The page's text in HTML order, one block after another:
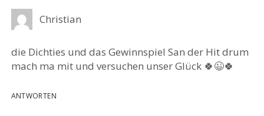
Christian
die Dichties und das Gewinnspiel San der Hit drum
mach ma mit und versuchen unser Glück 🍀😉🍀
ANTWORTEN